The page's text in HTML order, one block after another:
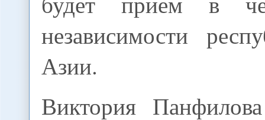
независимости
Азии.
Виктория